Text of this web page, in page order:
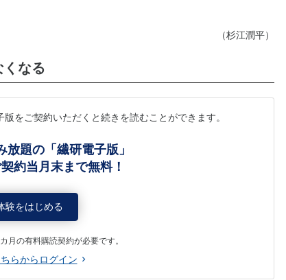
（杉江潤平）
なる
をご契約いただくと続きを読むことができます。
題の「繊研電子版」
約当月末まで無料！
験をはじめる
月の有料購読契約が必要です。
らからログイン